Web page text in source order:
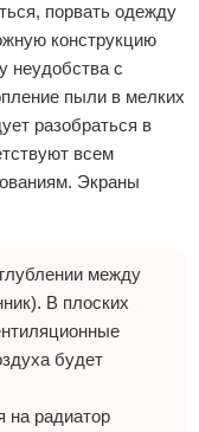
порвать одежду
конструкцию
неудобства с
пыли в мелких
разобраться в
всем
Экраны
между
В плоских
будет
на радиатор